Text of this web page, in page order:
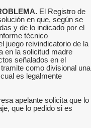
El Registro de
en que, según se
y de lo indicado por el
técnico
juego reivindicatorio de la
en la solicitud madre
señalados en el
como divisional una
es legalmente
apelante solicita que lo
que lo pedido si es